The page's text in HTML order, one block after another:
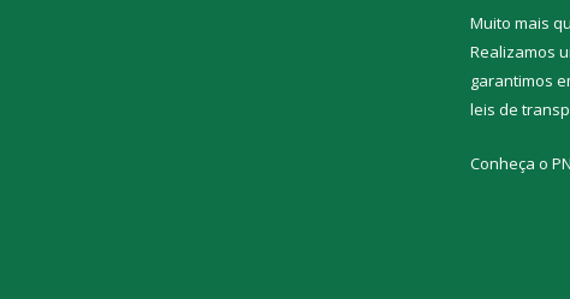
Muito mais
Realizamos
garantimos
leis de
Conheça o